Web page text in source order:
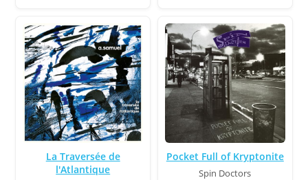
La Traversée de
l'Atlantique
Pocket Full of Kryptonite
Spin Doctors